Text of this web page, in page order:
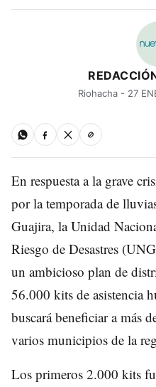
Riohacha - 27
En respuesta a la grave
por la temporada de
Guajira, la Unidad
Riesgo de Desastres
un ambicioso plan de
56.000 kits de asistencia
buscará beneficiar a más
varios municipios de la
Los primeros 2.000 kits